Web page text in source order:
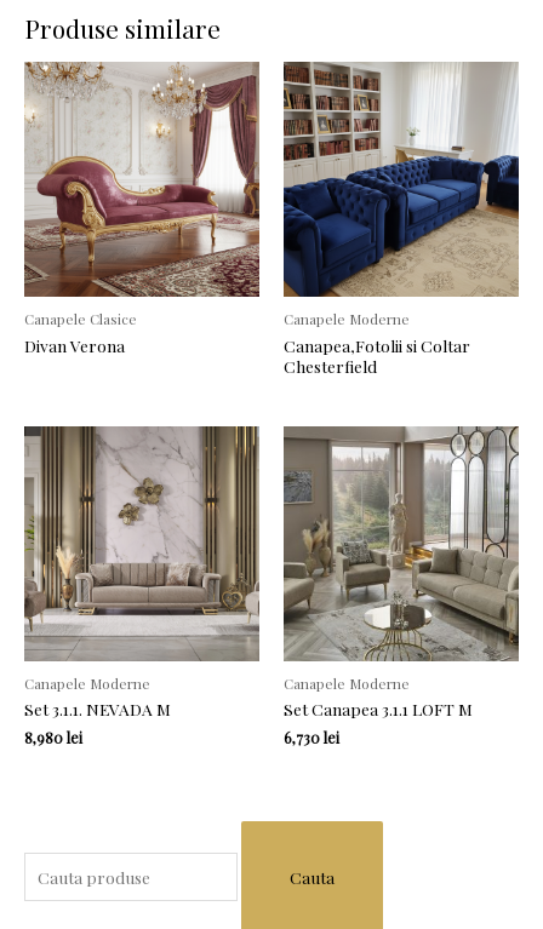
Produse similare
Canapele Clasice
Divan Verona
Canapele Moderne
Canapea,Fotolii si Coltar
Chesterfield
Canapele Moderne
Set 3.1.1. NEVADA M
8,980lei
Canapele Moderne
Set Canapea 3.1.1 LOFT M
6,730lei
a